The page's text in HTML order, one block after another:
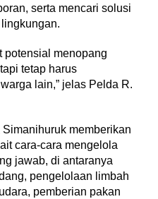
serta mencari solusi
potensial menopang
tetap harus
lain,” jelas Pelda R.
memberikan
cara-cara mengelola
jawab, di antaranya
pengelolaan limbah
pemberian pakan